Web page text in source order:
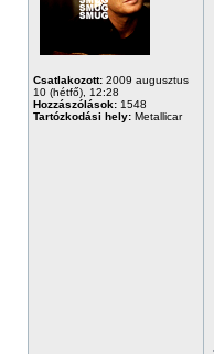
Csatlakozott: 2009 augusztus
10 (hétfő), 12:28
Hozzászólások: 1548
Tartózkodási hely: Metallicar